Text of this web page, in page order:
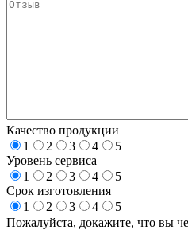
Качество продукции
1
2 3 4
5
Уровень сервиса
1
2 3 4
5
Срок изготовления
1
2 3 4
5
Пожалуйста, докажите, что вы